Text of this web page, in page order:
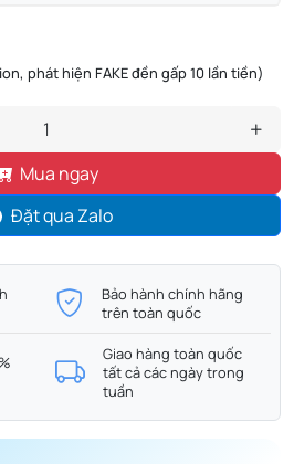
phát hiện FAKE đền gấp 10 lần tiền)
Mua ngay
Đặt qua Zalo
Bảo hành chính hãng
trên toàn quốc
Giao hàng toàn quốc
tất cả các ngày trong
tuần